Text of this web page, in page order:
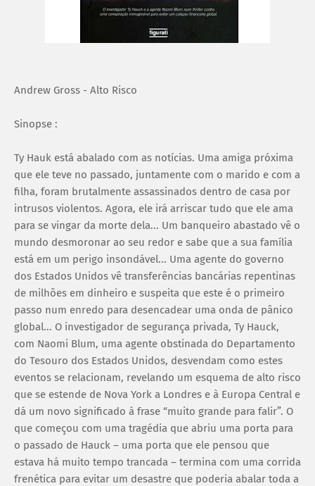
Andrew Gross - Alto Risco
Sinopse :
Ty Hauk está abalado com as notícias. Uma amiga próxima
que ele teve no passado, juntamente com o marido e com a
filha, foram brutalmente assassinados dentro de casa por
intrusos violentos. Agora, ele irá arriscar tudo que ele ama
para se vingar da morte dela... Um banqueiro abastado vê o
mundo desmoronar ao seu redor e sabe que a sua família
está em um perigo insondável... Uma agente do governo
dos Estados Unidos vê transferências bancárias repentinas
de milhões em dinheiro e suspeita que este é o primeiro
passo num enredo para desencadear uma onda de pânico
global... O investigador de segurança privada, Ty Hauck,
com Naomi Blum, uma agente obstinada do Departamento
do Tesouro dos Estados Unidos, desvendam como estes
eventos se relacionam, revelando um esquema de alto risco
que se estende de Nova York a Londres e à Europa Central e
dá um novo significado à frase “muito grande para falir”. O
que começou com uma tragédia que abriu uma porta para
o passado de Hauck – uma porta que ele pensou que
estava há muito tempo trancada – termina com uma corrida
frenética para evitar um desastre que poderia abalar toda a